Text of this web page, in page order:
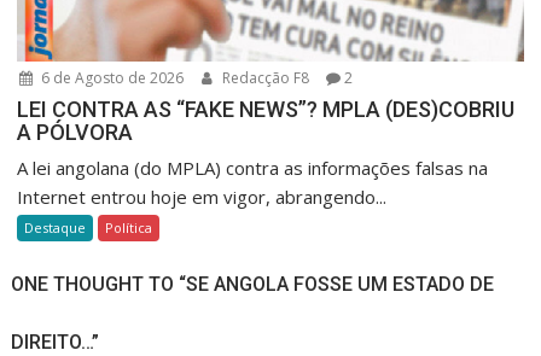
6 de Agosto de 2026 Redacção F8 2
LEI CONTRA AS “FAKE NEWS”? MPLA (DES)COBRIU
A PÓLVORA
A lei angolana (do MPLA) contra as informações falsas na
Internet entrou hoje em vigor, abrangendo...
Destaque Política
ONE THOUGHT TO “SE ANGOLA FOSSE UM ESTADO DE
DIREITO…”